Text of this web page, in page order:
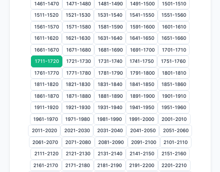
1461-1470 1471-1480 1481-1490 1491-1500 1501-1510
1511-1520 1521-1530 1531-1540 1541-1550 1551-1560
1561-1570 1571-1580 1581-1590 1591-1600 1601-1610
1611-1620 1621-1630 1631-1640 1641-1650 1651-1660
1661-1670 1671-1680 1681-1690 1691-1700 1701-1710
1711-1720 1721-1730 1731-1740 1741-1750 1751-1760
1761-1770 1771-1780 1781-1790 1791-1800 1801-1810
1811-1820 1821-1830 1831-1840 1841-1850 1851-1860
1861-1870 1871-1880 1881-1890 1891-1900 1901-1910
1911-1920 1921-1930 1931-1940 1941-1950 1951-1960
1961-1970 1971-1980 1981-1990 1991-2000 2001-2010
2011-2020 2021-2030 2031-2040 2041-2050 2051-2060
2061-2070 2071-2080 2081-2090 2091-2100 2101-2110
2111-2120 2121-2130 2131-2140 2141-2150 2151-2160
2161-2170 2171-2180 2181-2190 2191-2200 2201-2210